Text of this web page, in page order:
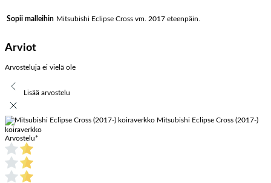
Sopii malleihin Mitsubishi Eclipse Cross vm. 2017 eteenpäin.
Arviot
Arvosteluja ei vielä ole
Lisää arvostelu
Mitsubishi Eclipse Cross (2017-)
koiraverkko
Arvostelu*